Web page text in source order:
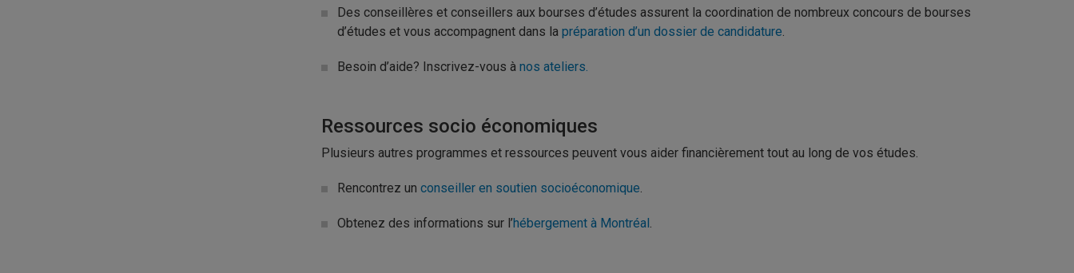
Des conseillères et conseillers aux bourses d’études assurent la coordination de nombreux concours de bourses
d’études et vous accompagnent dans la préparation d’un dossier de candidature
Besoin d’aide? Inscrivez-vous à nos ateliers.
Ressources socio économiques
Plusieurs autres programmes et ressources peuvent vous aider financièrement tout au long de vos études.
Rencontrez un conseiller en soutien socioéconomique
Obtenez des informations sur l’hébergement à Montréal